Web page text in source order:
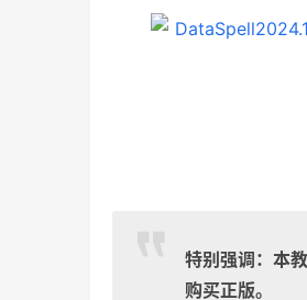
特别强调：本
购买正版。